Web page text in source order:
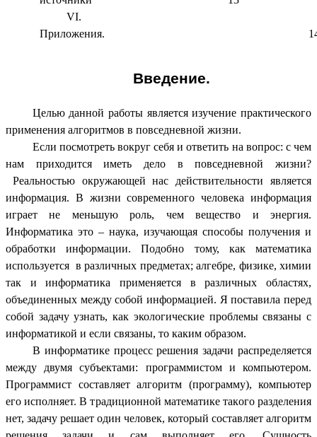
Приложения.
Введение.
Целью данной работы является изучение практического
применения алгоритмов в повседневной жизни.
Если посмотреть вокруг себя и ответить на вопрос: с чем
нам приходится иметь дело в повседневной жизни?
Реальностью окружающей нас действительности является
информация. В жизни современного человека информация
играет не меньшую роль, чем вещество и энергия.
Информатика это – наука, изучающая способы получения и
обработки информации.Подобно тому, как математика
используется в различных предметах; алгебре, физике, химии
так и информатика
применяется в различных областях,
объединенных между собой информацией. Я поставила перед
собой задачу узнать, как экологические проблемы связаны с
информатикой и если связаны, то каким образом.
В информатике процесс решения задачи распределяется
между двумя субъектами: программистом и компьютером.
Программист составляет алгоритм (программу), компьютер
его исполняет. В традиционной математике такого разделения
нет, задачу решает один человек, который составляет алгоритм